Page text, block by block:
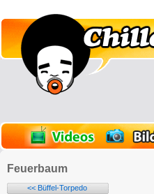
Feuerbaum
<< Büffel-Torpedo